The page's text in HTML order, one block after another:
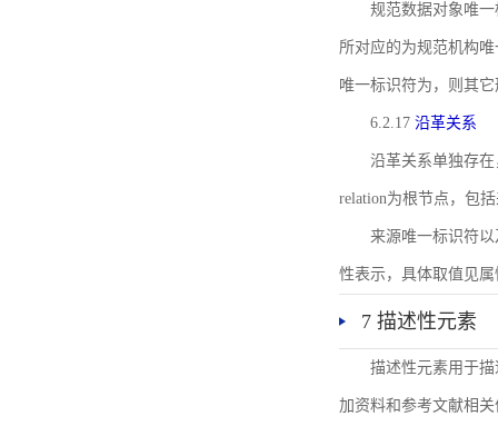
规范数据对象唯一
所对应的为规范机构
唯一标识符为，则其
6.2.17 沿革关系
沿革关系单独存
relation为根节点，包
来源唯一标识符以
性表示，具体取值见属
7 描述性元素
描述性元素用于
加资料和参考文献相